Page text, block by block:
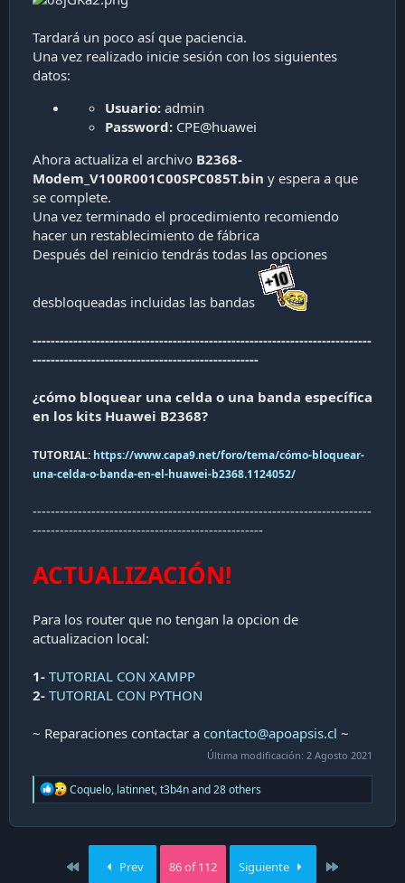
Tardará un poco así que paciencia.
Una vez realizado inicie sesión con los siguientes
datos:
Usuario: admin
Password: CPE@huawei
Ahora actualiza el archivo B2368-
Modem_V100R001C00SPC085T.bin y espera a que
se complete.
Una vez terminado el procedimiento recomiendo
hacer un restablecimiento de fábrica
Después del reinicio tendrás todas las opciones
desbloqueadas incluidas las bandas
---------------------------------------------------------------------------
--------------------------------------------------
¿cómo bloquear una celda o una banda específica
en los kits Huawei B2368?
TUTORIAL: https://www.capa9.net/foro/tema/cómo-bloquear-
una-celda-o-banda-en-el-huawei-b2368.1124052/
---------------------------------------------------------------------------
---------------------------------------------------
ACTUALIZACIÓN!
Para los router que no tengan la opcion de
actualizacion local:
1- TUTORIAL CON XAMPP
2- TUTORIAL CON PYTHON
~ Reparaciones contactar a contacto@apoapsis.cl ~
Última modificación: 2 Agosto 2021
R
e
c
i
o
Coquelo, latinnet,t3b4nand 28 others
Prev 86 of 112 Siguiente